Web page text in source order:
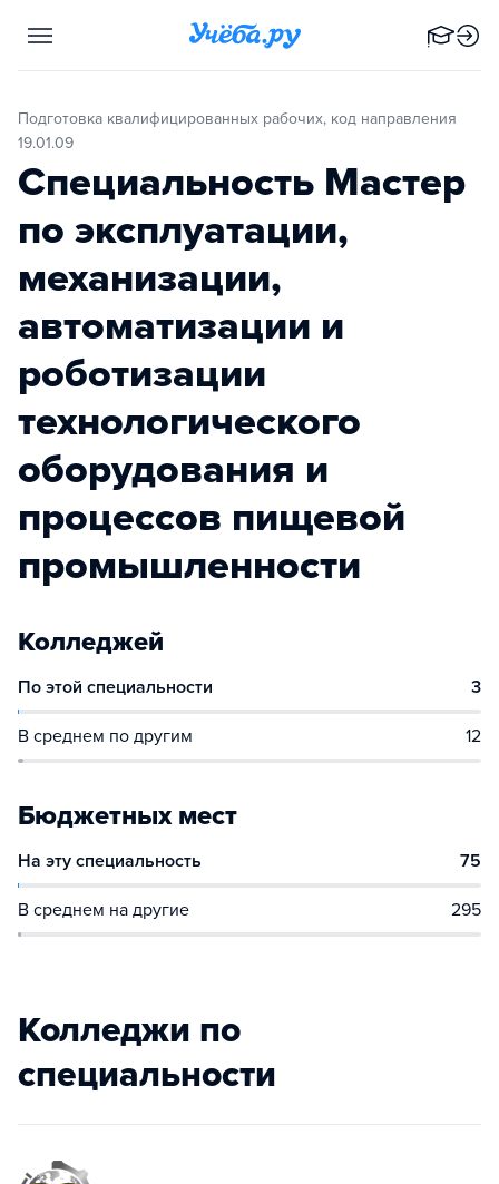
Подготовка квалифицированных рабочих, код направления
19.01.09
Специальность Мастер
по эксплуатации,
механизации,
автоматизации и
роботизации
технологического
оборудования и
процессов пищевой
промышленности
Колледжей
По этой специальности 3
В среднем по другим 12
Бюджетных мест
На эту специальность 75
В среднем на другие 295
Колледжи по
специальности